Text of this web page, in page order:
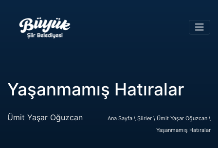
Yaşanmamış Hatıralar
Ümit Yaşar Oğuzcan Ana Sayfa \ Şiirler \ Ümit Yaşar Oğuzcan \
Yaşanmamış Hatıralar